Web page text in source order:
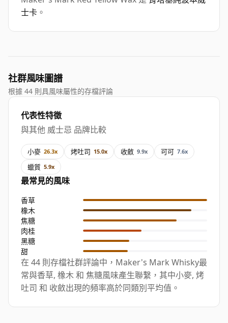
士卡 。
社群風味圖譜
根據 44 則具風味屬性的存檔評論
代表性特徵
與其他 威士忌 品牌比較
小麥 26.3x 烤吐司 15.0x 收斂 9.9x 可可 7.6x
蠟質 5.9x
最常見的風味
香草
橡木
焦糖
肉桂
黑糖
甜
在 44 則存檔社群評論中，Maker's Mark Whisky最
常與香草, 橡木 和 焦糖風味產生聯繫，其中小麥, 烤
吐司 和 收斂出現的頻率高於同類別平均值。